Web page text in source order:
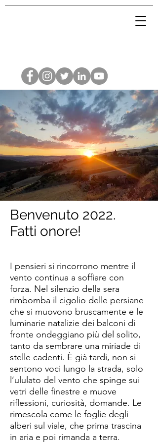
Benvenuto 2022.
Fatti onore!
I pensieri si rincorrono mentre il
vento continua a soffiare con
forza. Nel silenzio della sera
rimbomba il cigolio delle persiane
che si muovono bruscamente e le
luminarie natalizie dei balconi di
fronte ondeggiano più del solito,
tanto da sembrare una miriade di
stelle cadenti. È già tardi, non si
sentono voci lungo la strada, solo
l’ululato del vento che spinge sui
vetri delle finestre e muove
riflessioni, curiosità, domande. Le
rimescola come le foglie degli
alberi sul viale, che prima trascina
in aria e poi rimanda a terra.